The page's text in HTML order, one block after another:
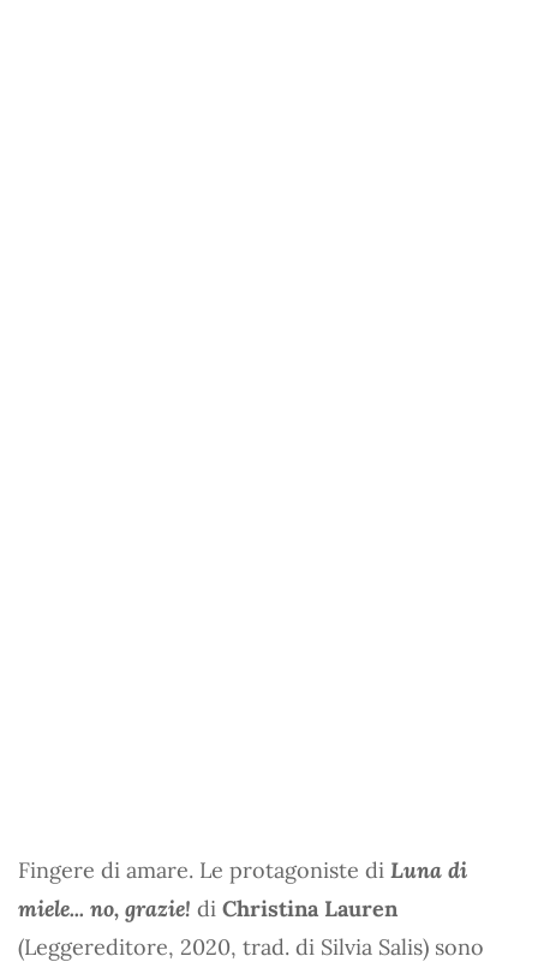
Fingere di amare. Le protagoniste di Luna di
miele... no, grazie! di Christina Lauren
(Leggereditore, 2020, trad. di Silvia Salis) sono